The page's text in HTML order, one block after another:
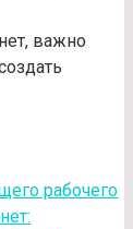
важно
рабочего